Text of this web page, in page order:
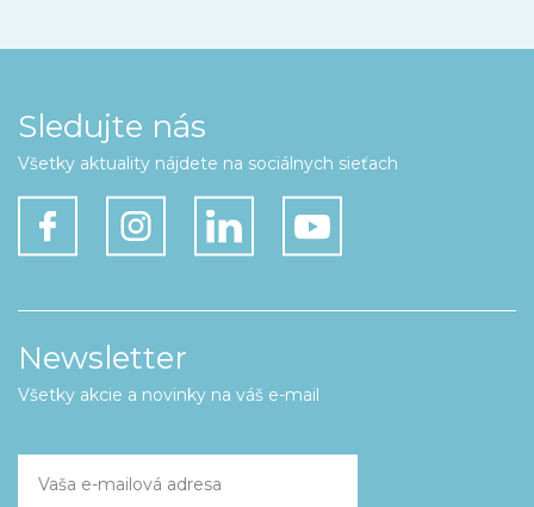
Sledujte nás
Všetky aktuality nájdete na sociálnych sieťach
Newsletter
Všetky akcie a novinky na váš e-mail